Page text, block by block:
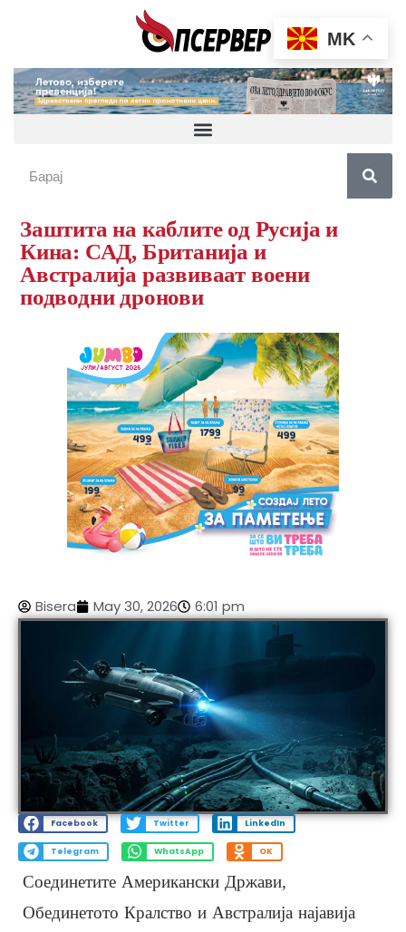
Заштита на каблите од Русија и
Кина: САД, Британија и
Австралија развиваат воени
подводни дронови
Bisera May 30, 2026 6:01 pm
Facebook Twitter LinkedIn
Telegram WhatsApp OK
Соединетите Американски Држави,
Обединетото Кралство и Австралија најавија
MK